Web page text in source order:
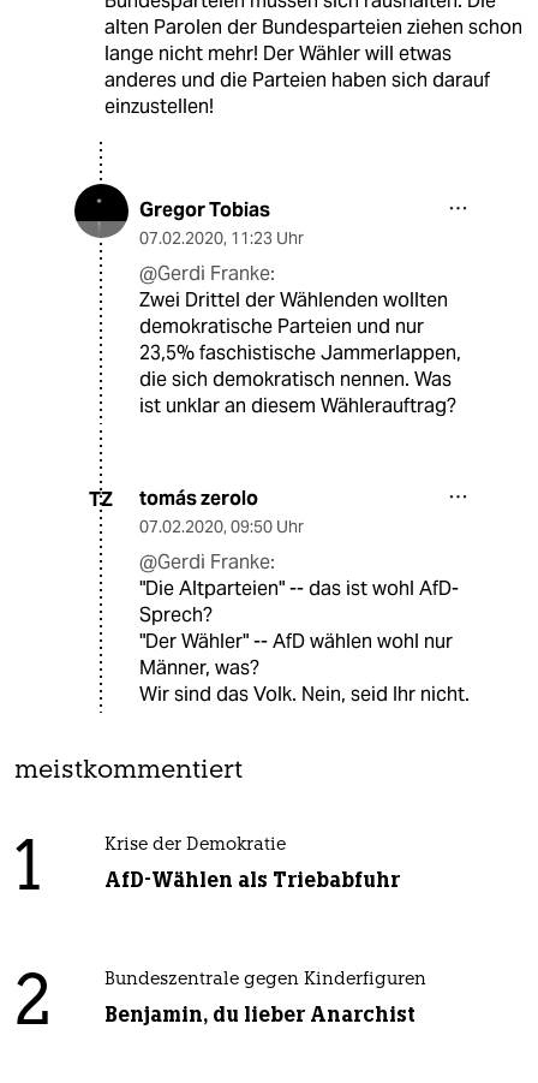
alten Parolen der Bundesparteien ziehen schon
lange nicht mehr! Der Wähler will etwas
anderes und die Parteien haben sich darauf
einzustellen!
Gregor Tobias
07.02.2020, 11:23 Uhr
@Gerdi Franke:
Zwei Drittel der Wählenden wollten
demokratische Parteien und nur
23,5% faschistische Jammerlappen,
die sich demokratisch nennen. Was
ist unklar an diesem Wählerauftrag?
TZ tomás zerolo
07.02.2020, 09:50 Uhr
@Gerdi Franke:
"Die Altparteien" -- das ist wohl AfD-
Sprech?
"Der Wähler" -- AfD wählen wohl nur
Männer, was?
Wir sind das Volk. Nein, seid Ihr nicht.
meistkommentiert
1 Krise der Demokratie
AfD-Wählen als Triebabfuhr
2 Bundeszentrale gegen Kinderfiguren
Benjamin, du lieber Anarchist